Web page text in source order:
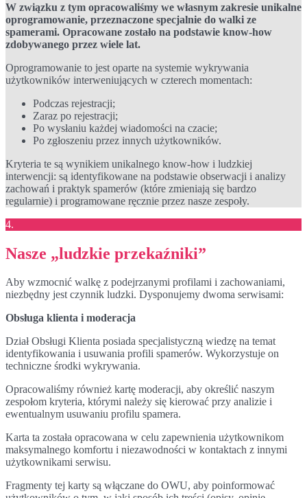
W związku z tym opracowaliśmy we własnym zakresie unikalne
oprogramowanie, przeznaczone specjalnie do walki ze
spamerami. Opracowane zostało na podstawie know-how
zdobywanego przez wiele lat.
Oprogramowanie to jest oparte na systemie wykrywania
użytkowników interweniujących w czterech momentach:
Podczas rejestracji;
Zaraz po rejestracji;
Po wysłaniu każdej wiadomości na czacie;
Po zgłoszeniu przez innych użytkowników.
Kryteria te są wynikiem unikalnego know-how i ludzkiej
interwencji: są identyfikowane na podstawie obserwacji i analizy
zachowań i praktyk spamerów (które zmieniają się bardzo
regularnie) i programowane ręcznie przez nasze zespoły.
4.
Nasze „ludzkie przekaźniki”
Aby wzmocnić walkę z podejrzanymi profilami i zachowaniami,
niezbędny jest czynnik ludzki. Dysponujemy dwoma serwisami:
Obsługa klienta i moderacja
Dział Obsługi Klienta posiada specjalistyczną wiedzę na temat
identyfikowania i usuwania profili spamerów. Wykorzystuje on
techniczne środki wykrywania.
Opracowaliśmy również kartę moderacji, aby określić naszym
zespołom kryteria, którymi należy się kierować przy analizie i
ewentualnym usuwaniu profilu spamera.
Karta ta została opracowana w celu zapewnienia użytkownikom
maksymalnego komfortu i niezawodności w kontaktach z innymi
użytkownikami serwisu.
Fragmenty tej karty są włączane do OWU, aby poinformować